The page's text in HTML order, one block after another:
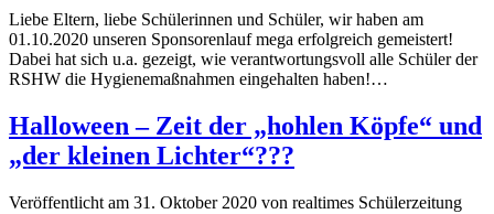
Liebe Eltern, liebe Schülerinnen und Schüler, wir haben am
01.10.2020 unseren Sponsorenlauf mega erfolgreich gemeistert!
Dabei hat sich u.a. gezeigt, wie verantwortungsvoll alle Schüler der
RSHW die Hygienemaßnahmen eingehalten haben!…
Halloween – Zeit der „hohlen Köpfe“ und
„der kleinen Lichter“???
Veröffentlicht am 31. Oktober 2020 von realtimes Schülerzeitung